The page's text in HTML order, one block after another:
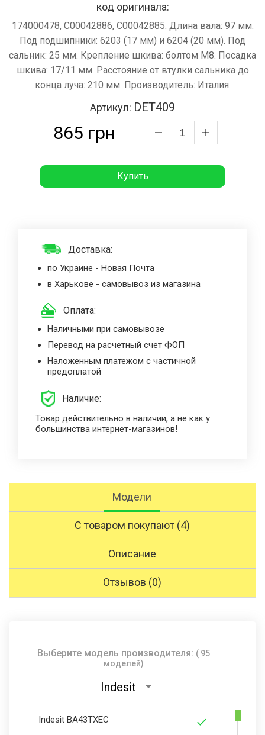
код оригинала:
174000478, C00042886, C00042885. Длина вала: 97 мм.
Под подшипники: 6203 (17 мм) и 6204 (20 мм). Под
сальник: 25 мм. Крепление шкива: болтом M8. Посадка
шкива: 17/11 мм. Расстояние от втулки сальника до
конца луча: 210 мм. Производитель: Италия.
Артикул: DET409
865 грн
Купить
Доставка:
по Украине - Новая Почта
в Харькове - самовывоз из магазина
Оплата:
Наличными при самовывозе
Перевод на расчетный счет ФОП
Наложенным платежом с частичной
предоплатой
Наличие:
Товар действительно в наличии, а не как у
большинства интернет-магазинов!
Модели
С товаром покупают (4)
Описание
Отзывов (0)
Выберите модель производителя: ( 95
моделей)
Indesit
Indesit BA43TXEC